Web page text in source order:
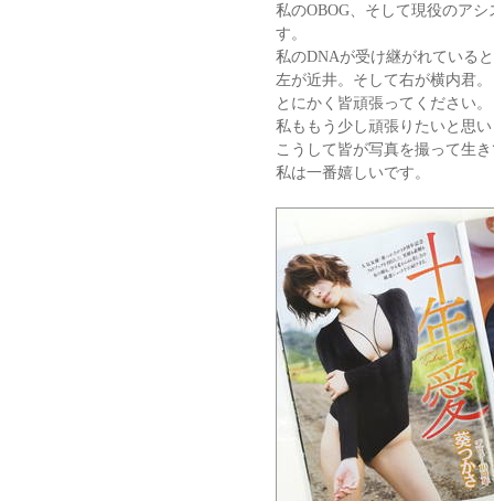
私のOBOG、そして現役のア
す。
私のDNAが受け継がれている
左が近井。そして右が横内君。
とにかく皆頑張ってください。
私ももう少し頑張りたいと思
こうして皆が写真を撮って生
私は一番嬉しいです。